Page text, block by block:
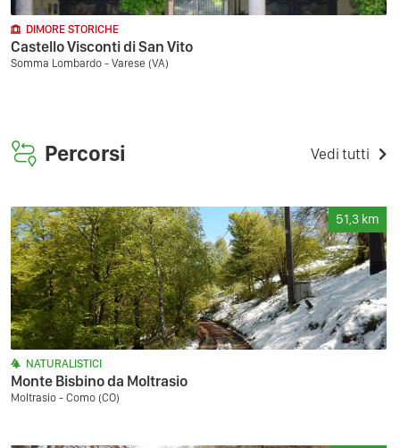
DIMORE STORICHE
Castello Visconti di San Vito
Somma Lombardo - Varese (VA)
Percorsi Vedi tutti
51,3 km
NATURALISTICI
Monte Bisbino da Moltrasio
Moltrasio - Como (CO)